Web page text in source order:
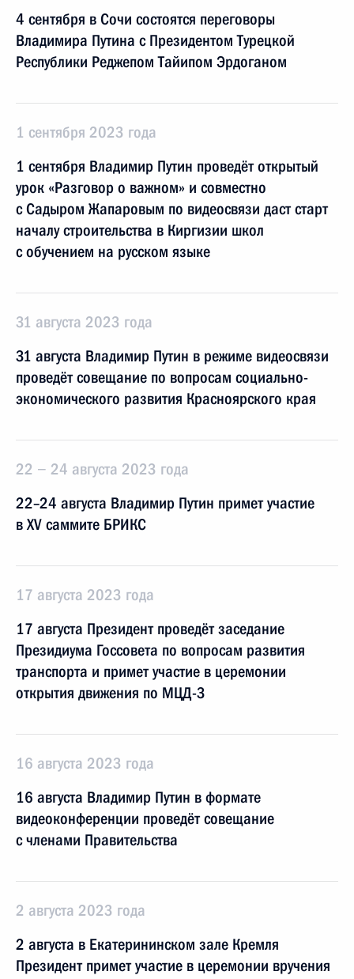
4 сентября в Сочи состоятся переговоры
Владимира Путина с Президентом Турецкой
Республики Реджепом Тайипом Эрдоганом
1 сентября 2023 года
1 сентября Владимир Путин проведёт открытый
урок «Разговор о важном» и совместно
с Садыром Жапаровым по видеосвязи даст старт
началу строительства в Киргизии школ
с обучением на русском языке
31 августа 2023 года
31 августа Владимир Путин в режиме видеосвязи
проведёт совещание по вопросам социально-
экономического развития Красноярского края
22 − 24 августа 2023 года
22–24 августа Владимир Путин примет участие
в XV саммите БРИКС
17 августа 2023 года
17 августа Президент проведёт заседание
Президиума Госсовета по вопросам развития
транспорта и примет участие в церемонии
открытия движения по МЦД-3
16 августа 2023 года
16 августа Владимир Путин в формате
видеоконференции проведёт совещание
с членами Правительства
2 августа 2023 года
2 августа в Екатерининском зале Кремля
Президент примет участие в церемонии вручения